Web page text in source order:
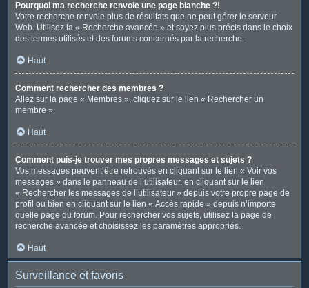
Pourquoi ma recherche renvoie une page blanche ?!
Votre recherche renvoie plus de résultats que ne peut gérer le serveur
Web. Utilisez la « Recherche avancée » et soyez plus précis dans le choix
des termes utilisés et des forums concernés par la recherche.
Haut
Comment rechercher des membres ?
Allez sur la page « Membres », cliquez sur le lien « Rechercher un
membre ».
Haut
Comment puis-je trouver mes propres messages et sujets ?
Vos messages peuvent être retrouvés en cliquant sur le lien « Voir vos
messages » dans le panneau de l’utilisateur, en cliquant sur le lien
« Rechercher les messages de l’utilisateur » depuis votre propre page de
profil ou bien en cliquant sur le lien « Accès rapide » depuis n’importe
quelle page du forum. Pour rechercher vos sujets, utilisez la page de
recherche avancée et choisissez les paramètres appropriés.
Haut
Surveillance et favoris